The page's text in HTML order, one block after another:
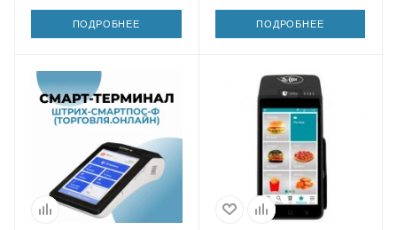
ПОДРОБНЕЕ ПОДРОБНЕЕ